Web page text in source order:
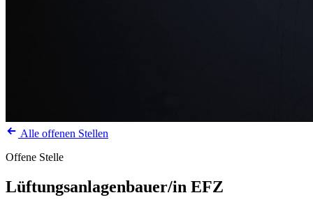
Alle offenen Stellen
Offene Stelle
Lüftungsanlagenbauer/in EFZ